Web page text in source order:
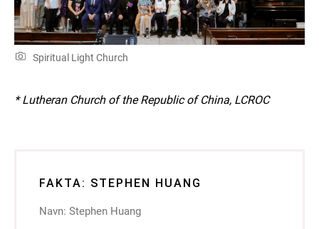
Spiritual Light Church
* Lutheran Church of the Republic of China, LCROC
FAKTA: STEPHEN HUANG
Navn: Stephen Huang